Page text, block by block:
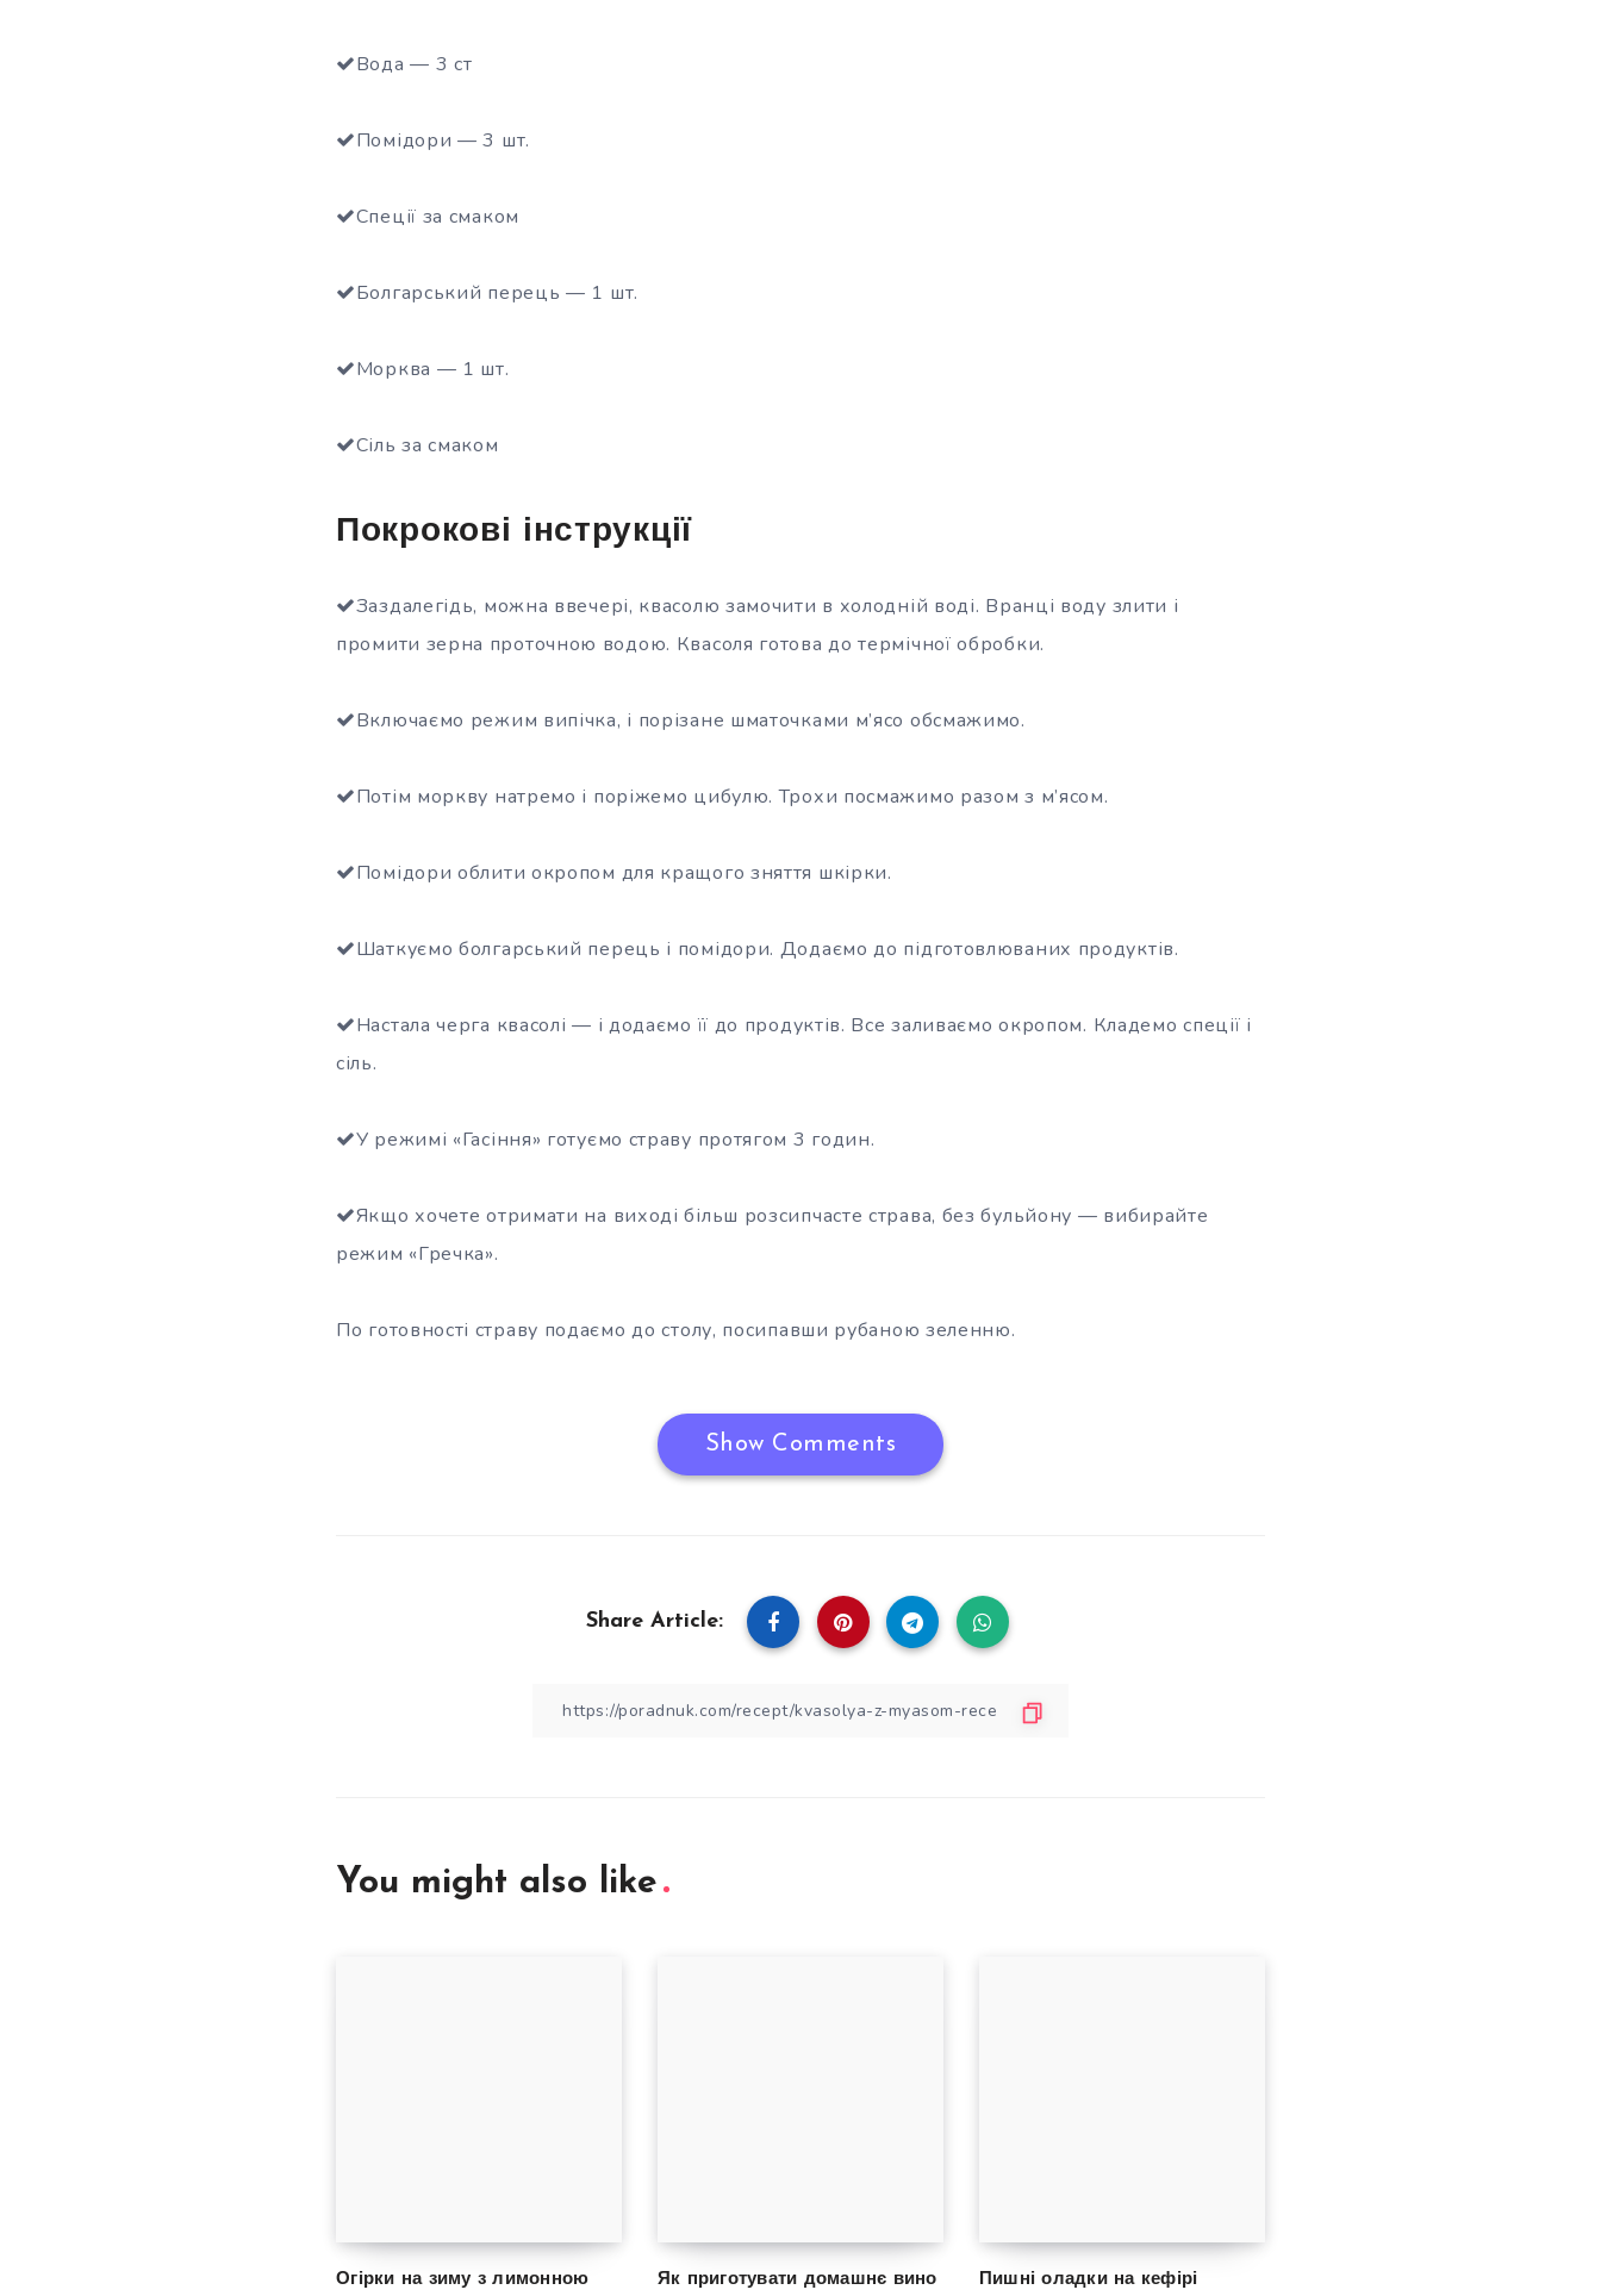
Вода — 3 ст
Помідори — 3 шт.
Спеції за смаком
Болгарський перець — 1 шт.
Морква — 1 шт.
Сіль за смаком
Покрокові інструкції
Заздалегідь, можна ввечері, квасолю замочити в холодній воді. Вранці воду злити і
промити зерна проточною водою. Квасоля готова до термічної обробки.
Включаємо режим випічка, і порізане шматочками м’ясо обсмажимо.
Потім моркву натремо і поріжемо цибулю. Трохи посмажимо разом з м’ясом.
Помідори облити окропом для кращого зняття шкірки.
Шаткуємо болгарський перець і помідори. Додаємо до підготовлюваних продуктів.
Настала черга квасолі — і додаємо її до продуктів. Все заливаємо окропом. Кладемо спеції і
сіль.
У режимі «Гасіння» готуємо страву протягом 3 годин.
Якщо хочете отримати на виході більш розсипчасте страва, без бульйону — вибирайте
режим «Гречка».
По готовності страву подаємо до столу, посипавши рубаною зеленню.
Show Comments
Share Article:
You might also like
Огірки на зиму з лимонною Як приготувати домашнє вино Пишні оладки на кефірі